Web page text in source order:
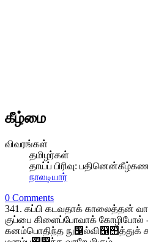
கீழ்மை
விவரங்கள்
தமிழர்கள்
தாய்ப் பிரிவு:
நாலடியார்
0 Comments
341. கப்பி கடவதாக் காலைத்தன்
குப்பை கிளைப்போவாக் கோழிபோல்
கனம்பொதிந்த நு஡ல்வி஡஢த்துக்